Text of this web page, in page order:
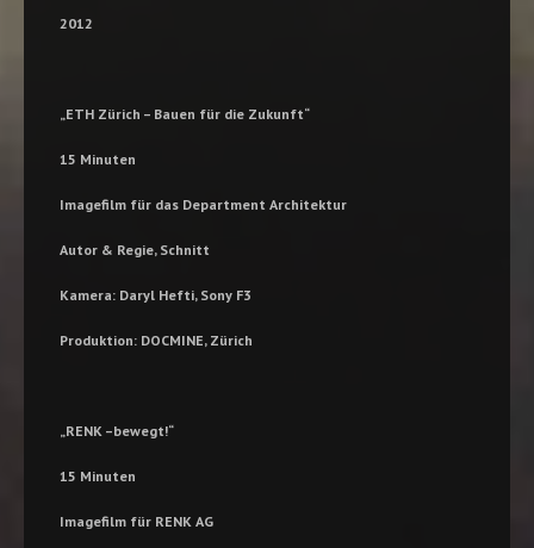
2012
„ETH Zürich – Bauen für die Zukunft“
15 Minuten
Imagefilm für das Department Architektur
Autor & Regie, Schnitt
Kamera: Daryl Hefti, Sony F3
Produktion: DOCMINE, Zürich
„RENK –bewegt!“
15 Minuten
Imagefilm für RENK AG